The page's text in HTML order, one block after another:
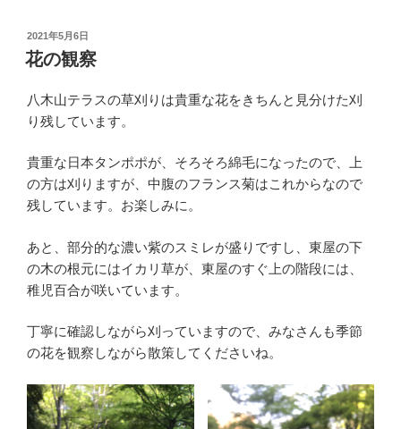
投
稿
日:
2021年5月6日
花の観察
八木山テラスの草刈りは貴重な花をきちんと見分けた刈
り残しています。
貴重な日本タンポポが、そろそろ綿毛になったので、上
の方は刈りますが、中腹のフランス菊はこれからなので
残しています。お楽しみに。
あと、部分的な濃い紫のスミレが盛りですし、東屋の下
の木の根元にはイカリ草が、東屋のすぐ上の階段には、
稚児百合が咲いています。
丁寧に確認しながら刈っていますので、みなさんも季節
の花を観察しながら散策してくださいね。